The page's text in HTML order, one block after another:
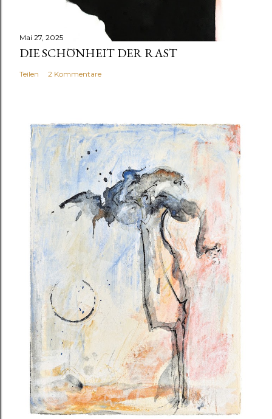
Mai 27, 2025
DIE SCHÖNHEIT DER RAST
Teilen 2 Kommentare